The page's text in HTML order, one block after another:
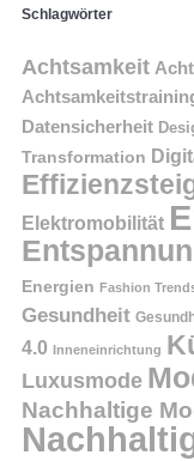
Schlagwörter
Achtsamkeit
Datensicherheit
Transformation
Elektromobilität
Energien Fashion
Gesundheit
4.0
Inneneinrichtung
Luxusmode
Nachhaltige